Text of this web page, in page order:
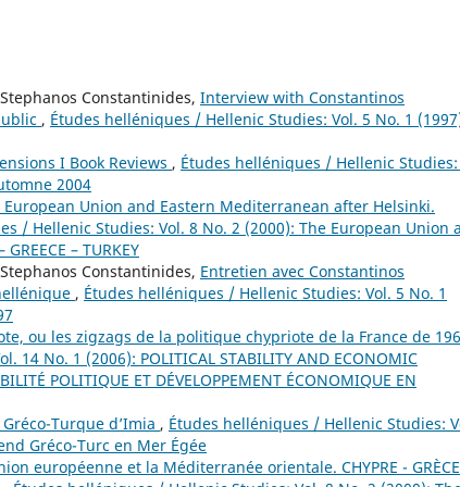
Constantinides, Interview with Constantinos
, Études helléniques / Hellenic Studies: Vol. 5 No. 1
I Book Reviews , Études helléniques / Hellenic Studies:
2004
European Union and Eastern Mediterranean after Helsinki.
/ Hellenic Studies: Vol. 8 No. 2 (2000): The European Union
– TURKEY
Constantinides, Entretien avec Constantinos
, Études helléniques / Hellenic Studies: Vol. 5 No. 1
ou les zigzags de la politique chypriote de la France de
No. 1 (2006): POLITICAL STABILITY AND ECONOMIC
POLITIQUE ET DÉVELOPPEMENT ÉCONOMIQUE EN
Turque d’Imia , Études helléniques / Hellenic Studies:
Gréco-Turc en Mer Égée
européenne et la Méditerranée orientale. CHYPRE -